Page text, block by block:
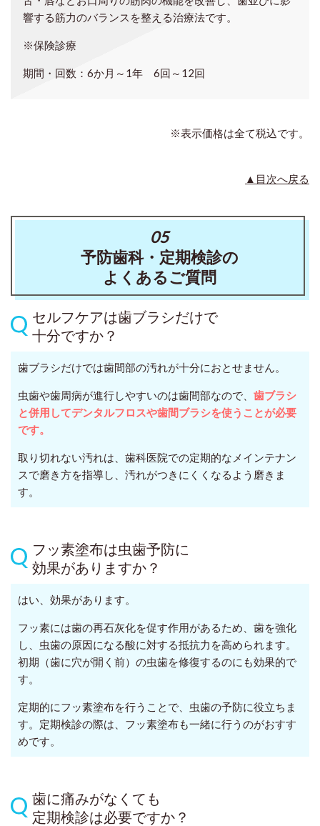
響する筋力のバランスを整える治療法です。
※保険診療
期間・回数：6か月～1年 6回～12回
※表示価格は全て税込です。
▲目次へ戻る
05
予防歯科・定期検診の
よくあるご質問
セルフケアは歯ブラシだけで
十分ですか？
歯ブラシだけでは歯間部の汚れが十分におとせません。
虫歯や歯周病が進行しやすいのは歯間部なので、 歯ブラシ
と併用してデンタルフロスや歯間ブラシを使うことが必要
です。
取り切れない汚れは、歯科医院での定期的なメインテナン
スで磨き方を指導し、汚れがつきにくくなるよう磨きま
す。
フッ素塗布は虫歯予防に
効果がありますか？
はい、効果があります。
フッ素には歯の再石灰化を促す作用があるため、歯を強化
し、虫歯の原因になる酸に対する抵抗力を高められます。
初期（歯に穴が開く前）の虫歯を修復するのにも効果的で
す。
定期的にフッ素塗布を行うことで、虫歯の予防に役立ちま
す。定期検診の際は、フッ素塗布も一緒に行うのがおすす
めです。
歯に痛みがなくても
定期検診は必要ですか？